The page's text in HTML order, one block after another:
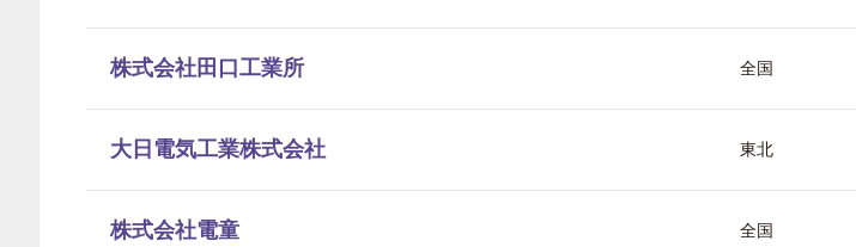
株式会社田口工業所 全国
大日電気工業株式会社 東北
株式会社電童 全国